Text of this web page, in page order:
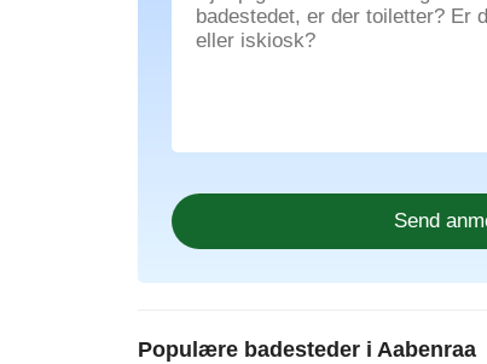
Populære badesteder i Aabenraa